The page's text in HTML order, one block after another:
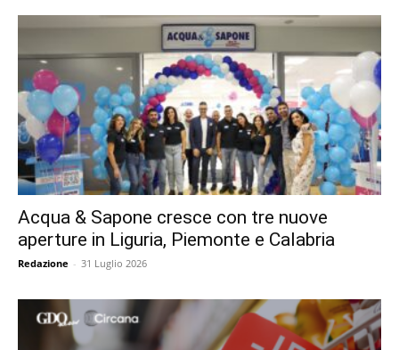
Acqua & Sapone cresce con tre nuove
aperture in Liguria, Piemonte e Calabria
Redazione - 31 Luglio 2026